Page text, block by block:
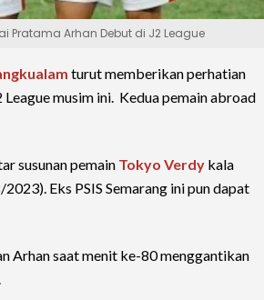
Arhan Debut di J2 League
turut memberikan perhatian
musim ini. Kedua pemain abroad
susunan pemain Tokyo Verdy kala
Eks PSIS Semarang ini pun dapat
Arhan saat menit ke-80 menggantikan